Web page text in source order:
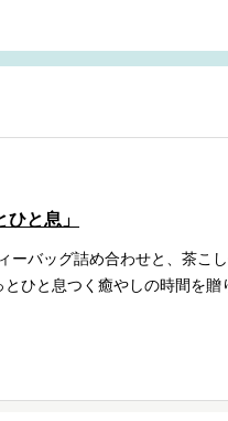
と息」
バッグ詰め合わせと、茶こ
ひと息つく癒やしの時間を贈